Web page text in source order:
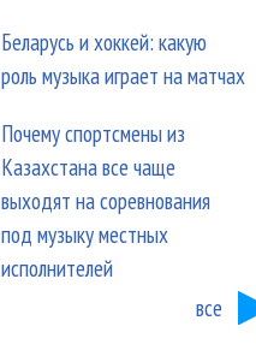
Беларусь и хоккей: какую
роль музыка играет на матчах
Почему спортсмены из
Казахстана все чаще
выходят на соревнования
под музыку местных
исполнителей
все